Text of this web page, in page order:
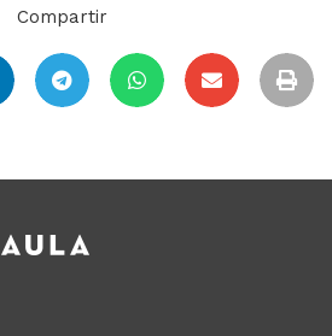
Compartir